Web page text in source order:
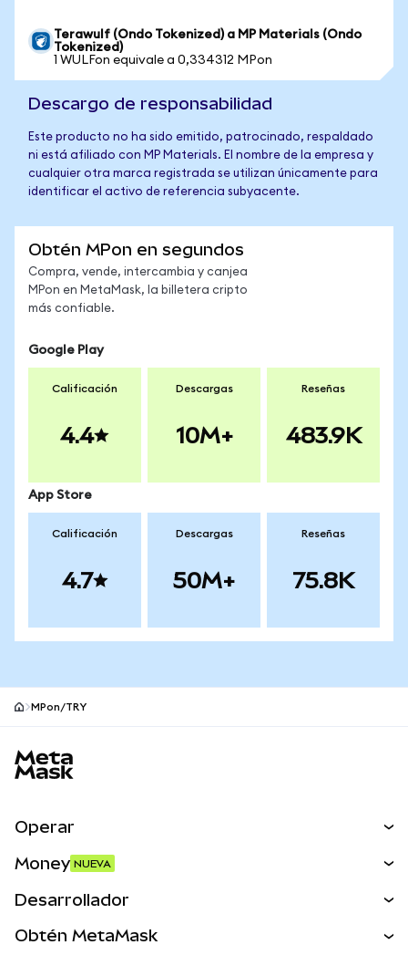
Terawulf (Ondo Tokenized) a MP Materials (Ondo
Tokenized)
1 WULFon equivale a 0,334312 MPon
Descargo de responsabilidad
Este producto no ha sido emitido, patrocinado, respaldado
ni está afiliado con MP Materials. El nombre de la empresa y
cualquier otra marca registrada se utilizan únicamente para
identificar el activo de referencia subyacente.
Obtén MPon en segundos
Compra, vende, intercambia y canjea
MPon en MetaMask, la billetera cripto
más confiable.
Google Play
Calificación
4.4
Descargas
10M+
Reseñas
483.9K
App Store
Calificación
4.7
Descargas
50M+
Reseñas
75.8K
MPon/TRY
Operar
Activos del mundo real
Money NUEVA
Desarrollador
Obtén MetaMask